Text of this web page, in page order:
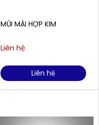
MŨI MÀI HỢP KIM
Liên hệ
Liên hệ